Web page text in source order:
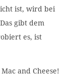
ist, wird bei
gibt dem
es, ist
and Cheese!